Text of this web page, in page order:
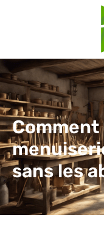
sans les